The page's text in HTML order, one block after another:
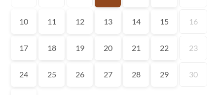
10 11 12 13 14 15 16
17 18 19 20 21 22 23
24 25 26 27 28 29 30